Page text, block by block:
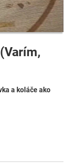
a koláče ako